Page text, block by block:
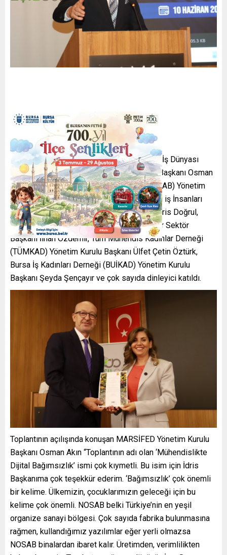
Etkinliğe, Marmara ve İç Anadolu Sanayi ve İş Dünyası
Federasyonu (MARSİFED) Yönetim Kurulu Başkanı Osman
Akın, Nilüfer Organize Sanayi Bölgesi (NOSAB) Yönetim
Kurulu Başkanı Erol Gülmez, Bilişim Sektörü iş İnsanları
Derneği (BİSİAD) Yönetim Kurulu Başkanı İdris Doğrul,
TOBB Yazılım Meclisi Endüstriyel Yazılımlar Sektör
Başkanı İlhan Özdemir, Tüm Mühendis Kadınlar Derneği
(TÜMKAD) Yönetim Kurulu Başkanı Ülfet Çetin Öztürk,
Bursa İş Kadınları Derneği (BUİKAD) Yönetim Kurulu
Başkanı Şeyda Şençayır ve çok sayıda dinleyici katıldı.
Toplantının açılışında konuşan MARSİFED Yönetim Kurulu
Başkanı Osman Akın “Toplantının adı olan ‘Mühendislikte
Dijital Bağımsızlık’ ismi çok kıymetli. Bu isim için İdris
Başkanıma çok teşekkür ederim. ‘Bağımsızlık’ çok önemli
bir kelime. Ülkemizin, çocuklarımızın geleceği için bu
kelime çok önemli. NOSAB belki Türkiye’nin en yeşil
organize sanayi bölgesi. Çok sayıda fabrika bulunmasına
rağmen, kullandığımız yazılımlar eğer yerli olmazsa
NOSAB binalardan ibaret kalır. Üretimden, verimlilikten